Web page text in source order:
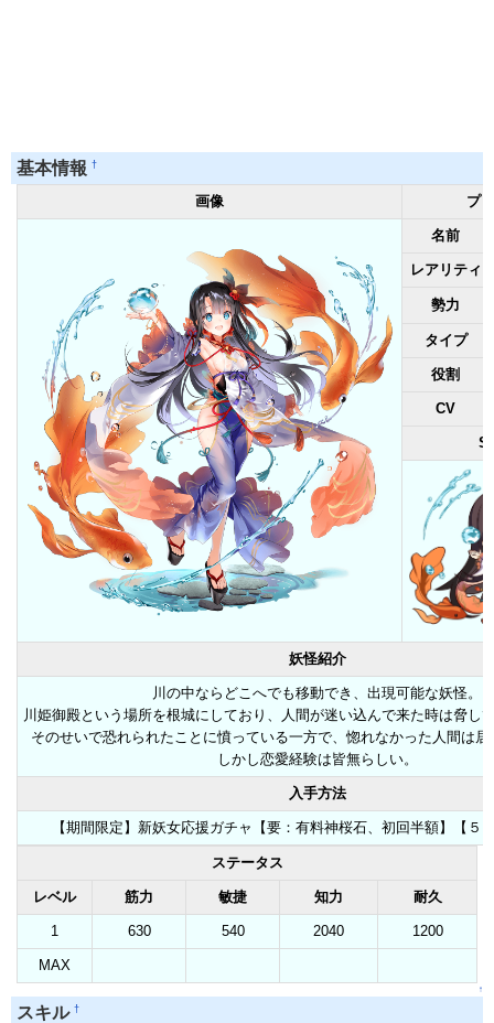
基本情報 †
画像 プ
名前
レアリティ
勢力
タイプ
役割
CV
妖怪紹介
川の中ならどこへでも移動でき、出現可能な妖怪。
川姫御殿という場所を根城にしており、人間が迷い込んで来た時は脅し
そのせいで恐れられたことに憤っている一方で、惚れなかった人間は
しかし恋愛経験は皆無らしい。
入手方法
【期間限定】新妖女応援ガチャ【要：有料神桜石、初回半額】【５
ステータス
レベル 筋力 敏捷 知力 耐久
1 630 540 2040 1200
MAX
↑
スキル †